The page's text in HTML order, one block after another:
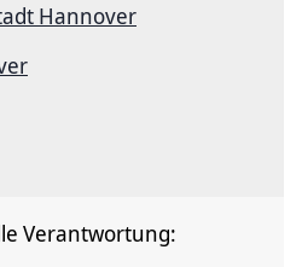
Hannover
Verantwortung: